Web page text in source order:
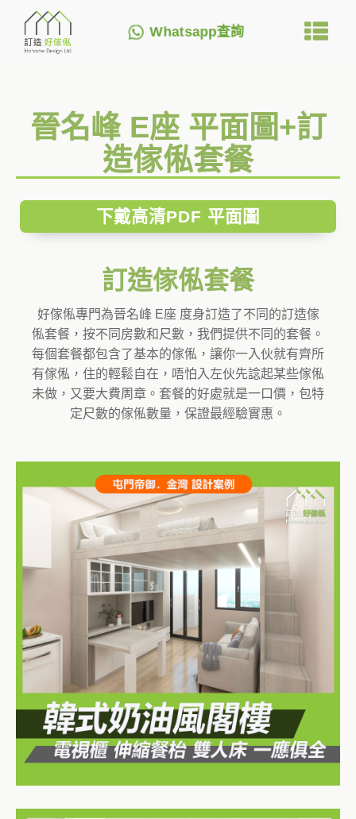
Whatsapp查詢
晉名峰 E座 平面圖+訂
造傢俬套餐
下戴高清PDF 平面圖
訂造傢俬套餐
好傢俬專門為晉名峰 E座 度身訂造了不同的訂造傢
俬套餐，按不同房數和尺數，我們提供不同的套餐。
每個套餐都包含了基本的傢俬，讓你一入伙就有齊所
有傢俬，住的輕鬆自在，唔怕入左伙先諗起某些傢俬
未做，又要大費周章。套餐的好處就是一口價，包特
定尺數的傢俬數量，保證最經驗實惠。